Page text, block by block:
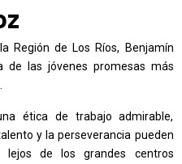
Región de Los Ríos, Benjamín
de las jóvenes promesas más
ética de trabajo admirable,
y la perseverancia pueden
lejos de los grandes centros